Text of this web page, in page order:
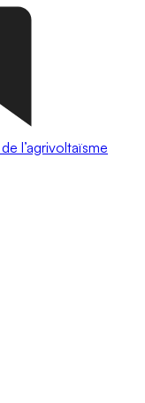
l’agrivoltaïsme